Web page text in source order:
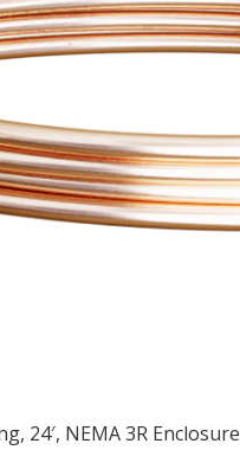
24′, NEMA 3R Enclosure